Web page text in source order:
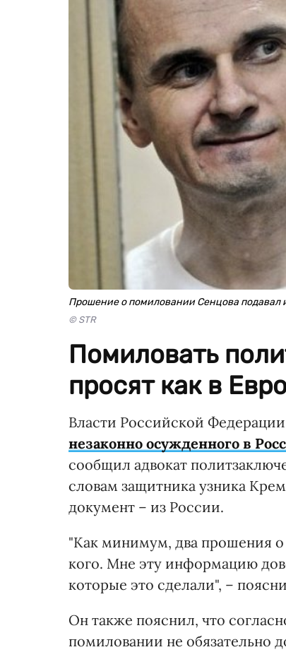
Прошение о помиловании Сенцова подавал
© STR
Помиловать
просят как в
Власти Российской
незаконно осужденного в
сообщил адвокат
словам защитника узника
документ – из России.
"Как минимум, два прошения о
кого. Мне эту информацию
которые это сделали", –
Он также пояснил, что
помиловании не обязательно